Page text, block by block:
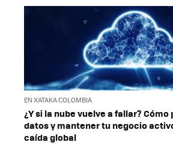
EN XATAKA COLOMBIA
¿Y si la nube vuelve a fallar?
datos y mantener tu negocio
caída global